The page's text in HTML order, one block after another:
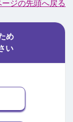
ジの先頭へ戻る
め
い